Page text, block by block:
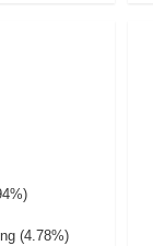
(4.78%)